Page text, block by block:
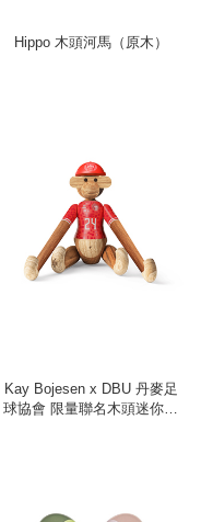
Hippo 木頭河馬（原木）
Kay Bojesen x DBU 丹麥足
球協會 限量聯名木頭迷你猴